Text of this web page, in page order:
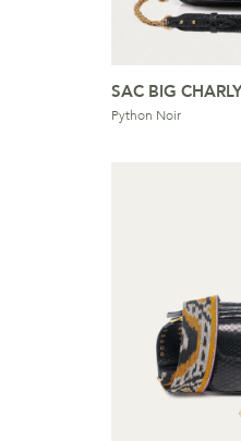
SAC BIG CHARLY
Python Noir